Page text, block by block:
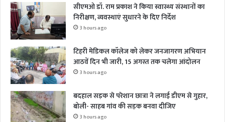
सीएमओ डॉ. राम प्रकाश ने किया स्वास्थ्य संस्थानों का
निरीक्षण, व्यवस्थाएं सुधारने के दिए निर्देश
3 hours ago
टिहरी मेडिकल कॉलेज को लेकर जनजागरण अभियान
आठवें दिन भी जारी, 15 अगस्त तक चलेगा आंदोलन
3 hours ago
बदहाल सड़क से परेशान छात्रा ने लगाई डीएम से गुहार,
बोली- साहब गांव की सड़क बनवा दीजिए
3 hours ago